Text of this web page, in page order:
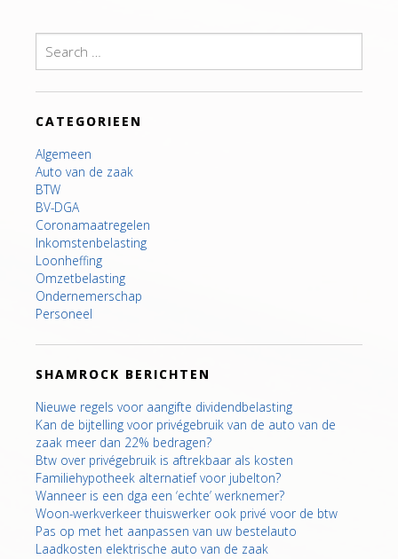
for:
CATEGORIEEN
Algemeen
Auto van de zaak
BTW
BV-DGA
Coronamaatregelen
Inkomstenbelasting
Loonheffing
Omzetbelasting
Ondernemerschap
Personeel
SHAMROCK BERICHTEN
Nieuwe regels voor aangifte dividendbelasting
Kan de bijtelling voor privégebruik van de auto van de
zaak meer dan 22% bedragen?
Btw over privégebruik is aftrekbaar als kosten
Familiehypotheek alternatief voor jubelton?
Wanneer is een dga een ‘echte’ werknemer?
Woon-werkverkeer thuiswerker ook privé voor de btw
Pas op met het aanpassen van uw bestelauto
Laadkosten elektrische auto van de zaak